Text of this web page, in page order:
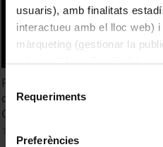
usuaris), amb finalitats
interactueu amb el lloc web)
màrqueting (gestionar la
adequant-la en funció dels
consultar laPolítica de
Selecció
de
consentiment
Requeriments
Preferències
Reconstrucción de la
de la cuenca de Eistlenbach,
Casanovas i Arimon